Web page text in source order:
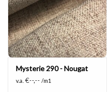
Mysterie 290 - Nougat
v.a. €--,-- /m1